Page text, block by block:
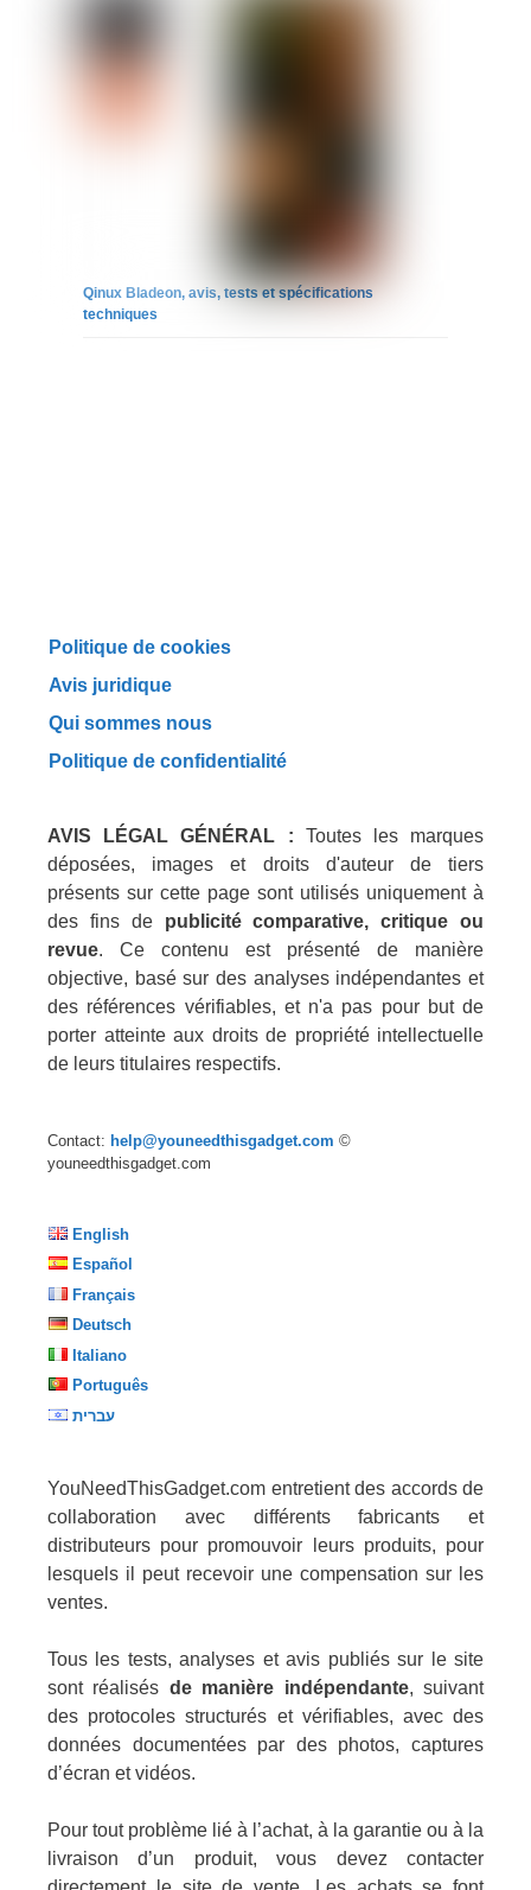
Qinux Bladeon, avis, tests et spécifications
techniques
Politique de cookies
Avis juridique
Qui sommes nous
Politique de confidentialité
AVIS LÉGAL GÉNÉRAL : Toutes les marques
déposées, images et droits d'auteur de tiers
présents sur cette page sont utilisés uniquement à
des fins de publicité comparative, critique ou
revue. Ce contenu est présenté de manière
objective, basé sur des analyses indépendantes et
des références vérifiables, et n'a pas pour but de
porter atteinte aux droits de propriété intellectuelle
de leurs titulaires respectifs.
Contact: help@youneedthisgadget.com ©
youneedthisgadget.com
English
Español
Français
Deutsch
Italiano
Português
עברית
YouNeedThisGadget.com entretient des accords de
collaboration avec différents fabricants et
distributeurs pour promouvoir leurs produits, pour
lesquels il peut recevoir une compensation sur les
ventes.
Tous les tests, analyses et avis publiés sur le site
sont réalisés de manière indépendante, suivant
des protocoles structurés et vérifiables, avec des
données documentées par des photos, captures
d’écran et vidéos.
Pour tout problème lié à l’achat, à la garantie ou à la
livraison d’un produit, vous devez contacter